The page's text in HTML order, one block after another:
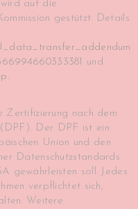
auf die
gestützt. Details
und
.
Zertifizierung nach dem
Der DPF ist ein
Union und den
Datenschutzstandards
gewährleisten soll. Jedes
verpflichtet sich,
Weitere